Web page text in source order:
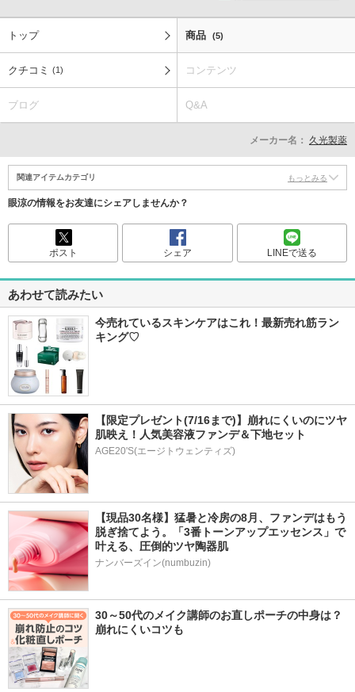
トップ 商品 (5)
クチコミ (1) コンテンツ
ブログ Q&A
メーカー名： 久光製薬
関連アイテムカテゴリ もっとみる
眼涼の情報をお友達にシェアしませんか？
ポスト シェア LINEで送る
あわせて読みたい
今売れているスキンケアはこれ！最新売れ筋ラン
キング♡
【限定プレゼント(7/16まで)】崩れにくいのにツヤ
肌映え！人気美容液ファンデ＆下地セット
AGE20'S(エージトウェンティズ)
【現品30名様】猛暑と冷房の8月、ファンデはもう
脱ぎ捨てよう。「3番トーンアップエッセンス」で
叶える、圧倒的ツヤ陶器肌
ナンバーズイン(numbuzin)
30～50代のメイク講師のお直しポーチの中身は？
崩れにくいコツも